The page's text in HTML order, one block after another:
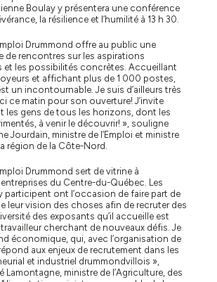
Boulay y présentera une conférence
la résilience et l’humilité à 13 h 30.
Drummond offre au public une
de rencontres sur les aspirations
et les possibilités concrètes. Accueillant
et affichant plus de 1 000 postes,
un incontournable. Je suis d’ailleurs très
ce matin pour son ouverture! J’invite
les gens de tous les horizons, dont les
à venir le découvrir! », souligne
Jourdain, ministre de l’Emploi et ministre
région de la Côte-Nord.
Drummond sert de vitrine à
du Centre-du-Québec. Les
participent ont l’occasion de faire part de
leur vision des choses afin de recruter des
des exposants qu’il accueille est
cherchant de nouveaux défis. Je
économique, qui, avec l’organisation de
aux enjeux de recrutement dans les
et industriel drummondvillois »,
Lamontagne, ministre de l’Agriculture, des